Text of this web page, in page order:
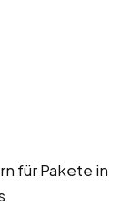
für Pakete in